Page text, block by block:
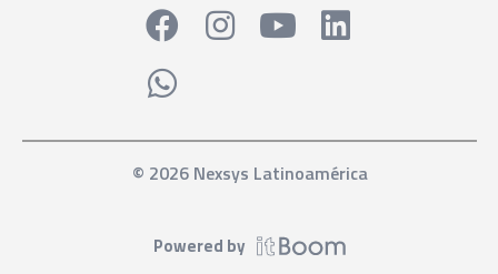
© 2026 Nexsys Latinoamérica
Powered by